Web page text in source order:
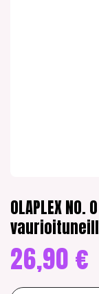
OLAPLEX
26,90 €